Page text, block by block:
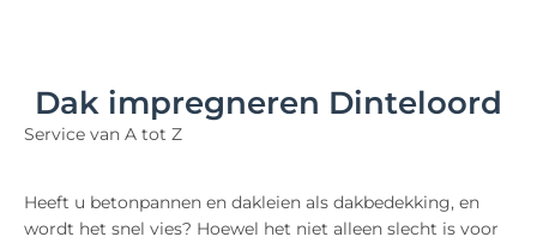
Dak impregneren Dinteloord
Service van A tot Z
Heeft u betonpannen en dakleien als dakbedekking, en
wordt het snel vies? Hoewel het niet alleen slecht is voor